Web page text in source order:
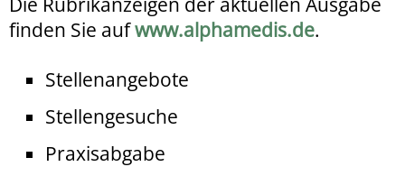
finden Sie aufwww.alphamedis.de.
Stellenangebote
Stellengesuche
Praxisabgabe